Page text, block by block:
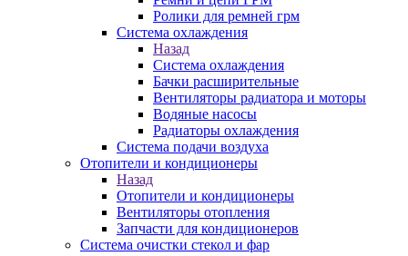
Ролики для ремней грм
Система охлаждения
Назад
Система охлаждения
Бачки расширительные
Вентиляторы радиатора и моторы
Водяные насосы
Радиаторы охлаждения
Система подачи воздуха
Отопители и кондиционеры
Назад
Отопители и кондиционеры
Вентиляторы отопления
Запчасти для кондиционеров
Система очистки стекол и фар